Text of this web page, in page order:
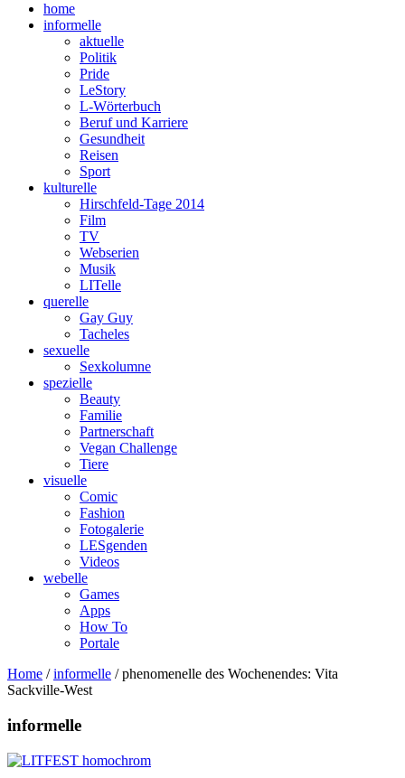
home
informelle
aktuelle
Politik
Pride
LeStory
L-Wörterbuch
Beruf und Karriere
Gesundheit
Reisen
Sport
kulturelle
Hirschfeld-Tage 2014
Film
TV
Webserien
Musik
LITelle
querelle
Gay Guy
Tacheles
sexuelle
Sexkolumne
spezielle
Beauty
Familie
Partnerschaft
Vegan Challenge
Tiere
visuelle
Comic
Fashion
Fotogalerie
LESgenden
Videos
webelle
Games
Apps
How To
Portale
Home /informelle /phenomenelle des Wochenendes: Vita
Sackville-West
informelle